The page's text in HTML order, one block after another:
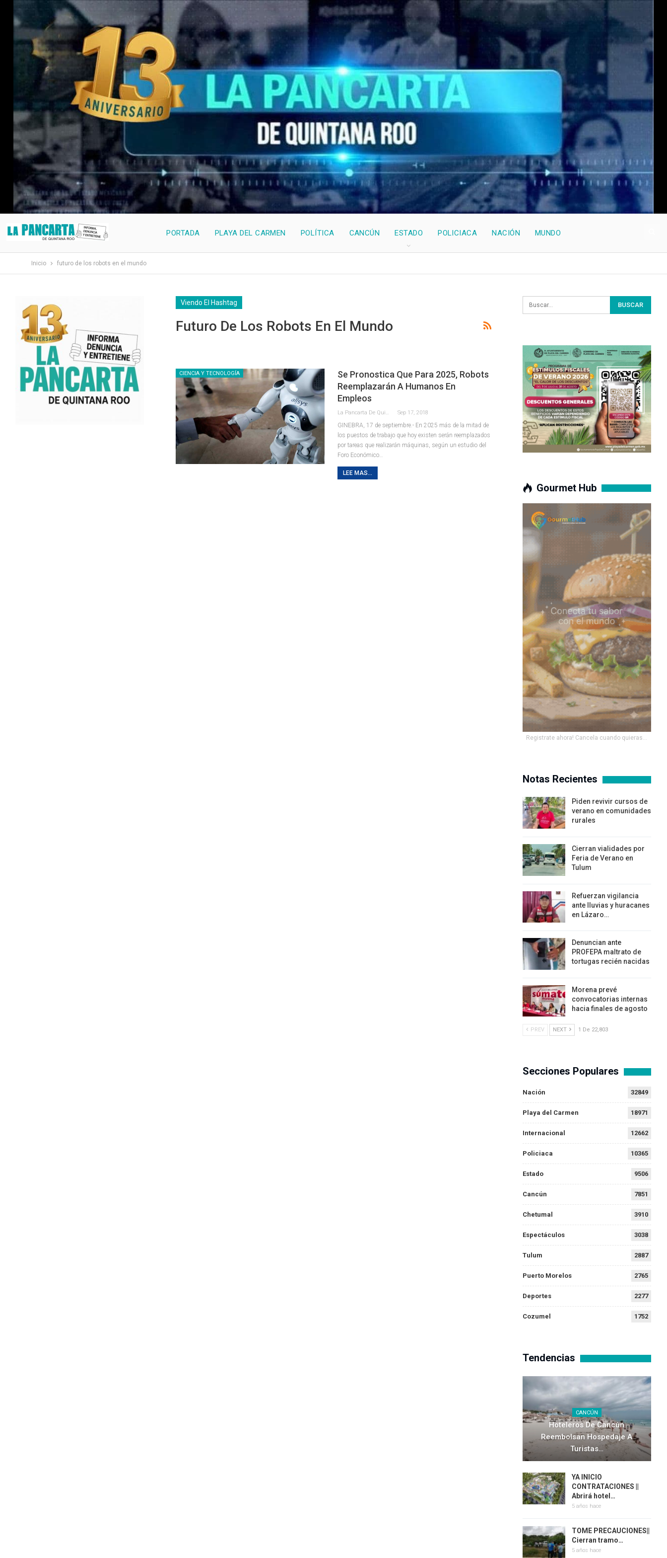
PORTADA PLAYA DEL CARMEN POLÍTICA CANCÚN ESTADO POLICIACA NACIÓN MUNDO
Inicio futuro de los robots en el mundo
Viendo El Hashtag
Futuro De Los Robots En El Mundo
CIENCIA Y TECNOLOGÍA
Se Pronostica Que Para 2025, Robots
Reemplazarán A Humanos En
Empleos
Sep 17, 2018
GINEBRA, 17 de septiembre.- En 2025 más de la mitad de
los puestos de trabajo que hoy existen serán reemplazados
por tareas que realizarán máquinas, según un estudio del
Foro Económico…
LEE MAS...
Gourmet Hub
Registrate ahora! Cancela cuando quieras...
Notas Recientes
Piden revivir cursos de
verano en comunidades
rurales
Cierran vialidades por
Feria de Verano en
Tulum
Refuerzan vigilancia
ante lluvias y huracanes
en Lázaro…
Denuncian ante
PROFEPA maltrato de
tortugas recién nacidas
Morena prevé
convocatorias internas
hacia finales de agosto
PREV NEXT 1 De 22,803
Secciones Populares
Nación 32849
Playa del Carmen 18971
Internacional 12662
Policiaca 10365
Estado 9506
Cancún 7851
Chetumal 3910
Espectáculos 3038
Tulum 2887
Puerto Morelos 2765
Deportes 2277
Cozumel 1752
Tendencias
CANCÚN
Hoteleros De Cancún
Reembolsan Hospedaje A
Turistas…
YA INICIO
CONTRATACIONES ||
Abrirá hotel…
5 años hace
TOME PRECAUCIONES||
Cierran tramo…
5 años hace